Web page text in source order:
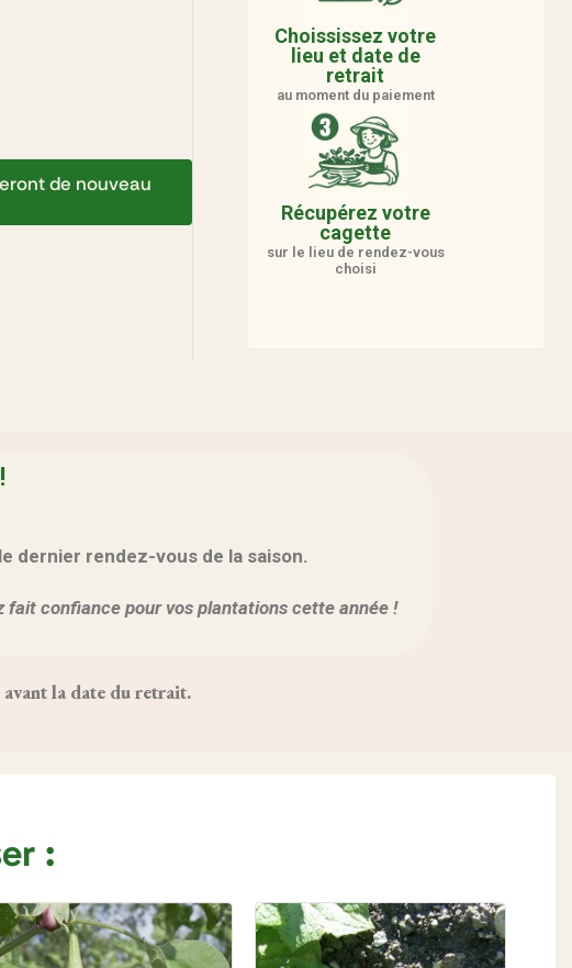
de nouveau
Choississez votre
lieu et date de
retrait
au moment du paiement
Récupérez votre
cagette
sur le lieu de rendez-vous
choisi
dernier rendez-vous de la saison.
fait confiance pour vos plantations cette année !
la date du retrait.
: